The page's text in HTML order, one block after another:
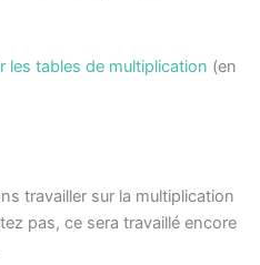
les tables de multiplication (en
travailler sur la multiplication
pas, ce sera travaillé encore